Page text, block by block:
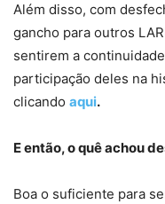
Além disso, com
gancho para outros
sentirem a
participação deles na
clicando aqui.
E então, o quê achou
Boa o suficiente para